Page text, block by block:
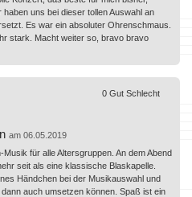
uns bei dieser tollen Auswahl an
Es war ein absoluter Ohrenschmaus.
stark. Macht weiter so, bravo bravo
am 06.05.2019
für alle Altersgruppen. An dem Abend
seit als eine klassische Blaskapelle.
Händchen bei der Musikauswahl und
auch umsetzen können. Spaß ist ein
0 Gut Schlecht